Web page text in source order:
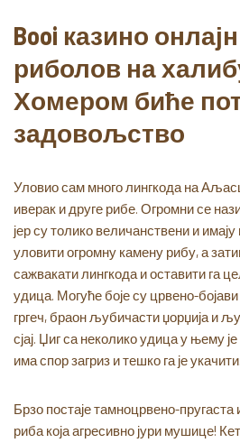
Booi казино
риболов на
Хомером биће
задовољство
Уловио сам много лингкода на
иверак и друге рибе. Огромни се
јер су толико величанствени и
уловити огромну камену рибу, а
сажвакати лингкода и оставити га
удица. Могуће боје су црвено-
гргеч, браон љубичасти џорџија и
сјај. Џиг са неколико удица у њему
има спор загриз и тешко га је укачити.
Брзо постаје тамноцрвено-
риба која агресивно јури мушице!